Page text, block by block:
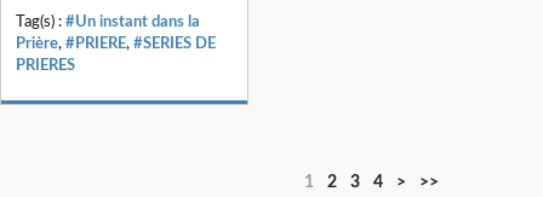
Tag(s) : #Un instant dans la
Prière, #PRIERE, #SERIES DE
PRIERES
1 2 3 4 > >>